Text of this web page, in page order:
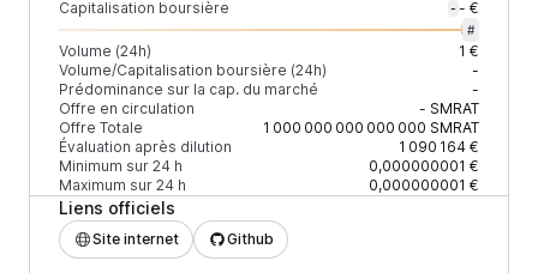
Capitalisation boursière - - €
#
Volume (24h)
1 €
Volume/Capitalisation boursière (24h)
-
Prédominance sur la cap. du marché
-
Offre en circulation
- SMRAT
Offre Totale
1 000 000 000 000 000 SMRAT
Évaluation après dilution
1 090 164 €
Minimum sur 24 h
0,000000001 €
Maximum sur 24 h
0,000000001 €
Liens officiels
Site internet Github